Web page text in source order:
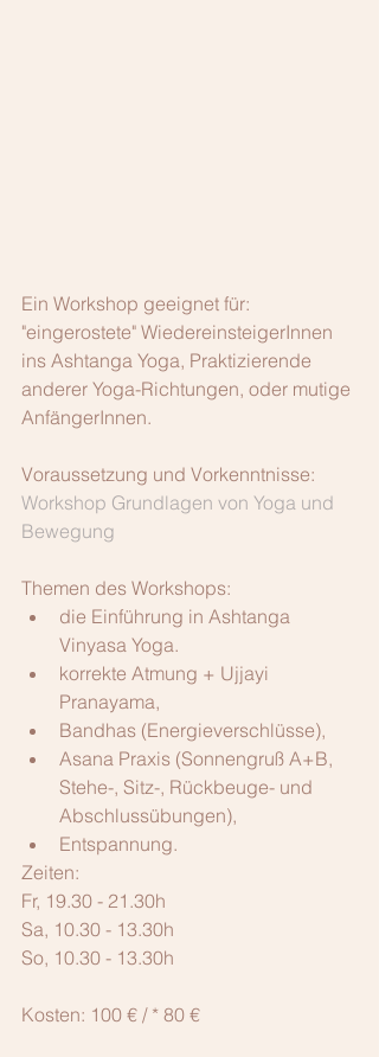
Ein Workshop geeignet für:
"eingerostete" WiedereinsteigerInnen
ins Ashtanga Yoga, Praktizierende
anderer Yoga-Richtungen, oder mutige
AnfängerInnen.
Voraussetzung und Vorkenntnisse:
Workshop Grundlagen von Yoga und
Bewegung
Themen des Workshops:
die Einführung in Ashtanga
Vinyasa Yoga.
korrekte Atmung + Ujjayi
Pranayama,
Bandhas (Energieverschlüsse),
Asana Praxis (Sonnengruß A+B,
Stehe-, Sitz-, Rückbeuge- und
Abschlussübungen),
Entspannung.
Zeiten:
Fr, 19.30 - 21.30h
Sa, 10.30 - 13.30h
So, 10.30 - 13.30h
Kosten: 100 € / * 80 €